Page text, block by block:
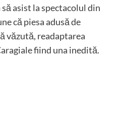
asist la spectacolul din
că piesa adusă de
văzută, readaptarea
fiind una inedită.